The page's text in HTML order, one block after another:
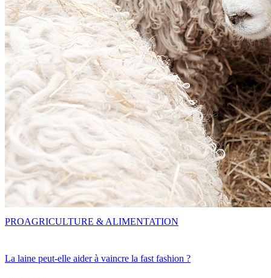
La laine peut-elle aider à vaincre la fast fashion ?
PROAGRICULTURE & ALIMENTATION